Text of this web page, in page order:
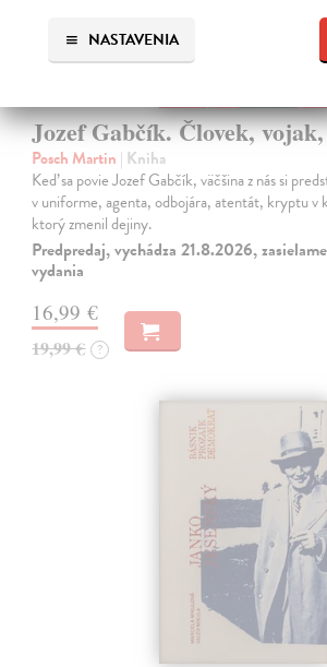
NASTAVENIA
Jozef Gabčík. Človek,
Posch Martin | Kniha
Keď sa povie Jozef Gabčík, väčšina z nás si
v uniforme, agenta, odbojára, atentát, kryptu v
ktorý zmenil dejiny.
Predpredaj, vychádza 21.8.2026,
vydania
16,99 €
19,99 € ?